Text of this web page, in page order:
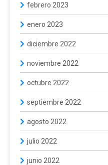
febrero 2023
enero 2023
diciembre 2022
noviembre 2022
octubre 2022
septiembre 2022
agosto 2022
julio 2022
junio 2022